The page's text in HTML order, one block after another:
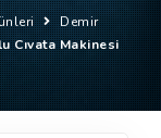
Demir
Cıvata Makinesi